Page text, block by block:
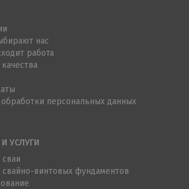
нас
работа
персональных данных
УСЛУГИ
свайно-винтовых фундаментов